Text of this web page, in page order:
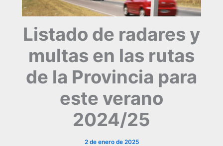
Listado de radares y
multas en las rutas
de la Provincia para
este verano
2024/25
2 de enero de 2025